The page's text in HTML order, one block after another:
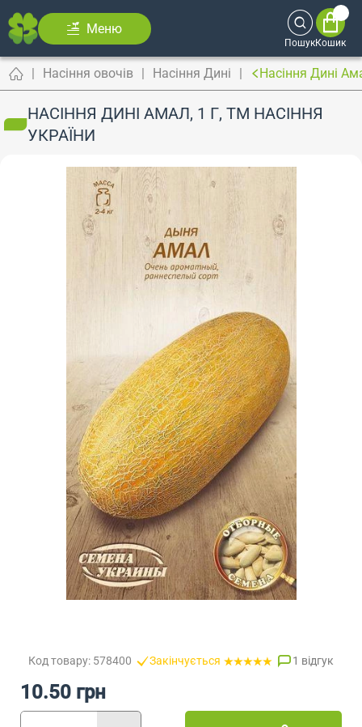
Меню
ПошукКошик
Насіння овочів Насіння Дині Насіння Дині
НАСІННЯ ДИНІ АМАЛ, 1 Г, ТМ НАСІННЯ
УКРАЇНИ
Код товару: 578400 Закінчується 1 відгук
10.50 грн